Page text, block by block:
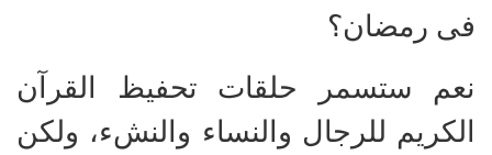
فى رمضان؟
نعم ستسمر حلقات تحفيظ القرآن
الكريم للرجال والنساء والنشء، ولكن